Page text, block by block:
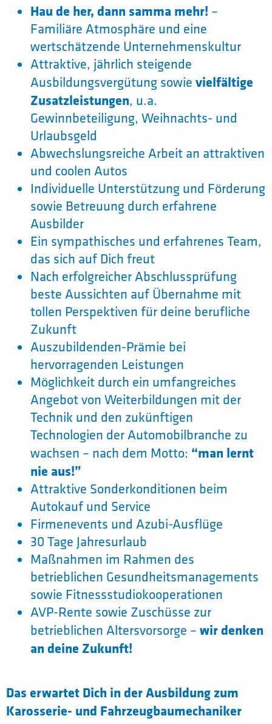
Hau de her, dann samma mehr! –
Familiäre Atmosphäre und eine
wertschätzende Unternehmenskultur
Attraktive, jährlich steigende
Ausbildungsvergütung sowie vielfältige
Zusatzleistungen, u.a.
Gewinnbeteiligung, Weihnachts- und
Urlaubsgeld
Abwechslungsreiche Arbeit an attraktiven
und coolen Autos
Individuelle Unterstützung und Förderung
sowie Betreuung durch erfahrene
Ausbilder
Ein sympathisches und erfahrenes Team,
das sich auf Dich freut
Nach erfolgreicher Abschlussprüfung
beste Aussichten auf Übernahme mit
tollen Perspektiven für deine berufliche
Zukunft
Auszubildenden-Prämie bei
hervorragenden Leistungen
Möglichkeit durch ein umfangreiches
Angebot von Weiterbildungen mit der
Technik und den zukünftigen
Technologien der Automobilbranche zu
wachsen – nach dem Motto: “man lernt
nie aus!”
Attraktive Sonderkonditionen beim
Autokauf und Service
Firmenevents und Azubi-Ausflüge
30 Tage Jahresurlaub
Maßnahmen im Rahmen des
betrieblichen Gesundheitsmanagements
sowie Fitnessstudiokooperationen
AVP-Rente sowie Zuschüsse zur
betrieblichen Altersvorsorge – wir denken
an deine Zukunft!
Das erwartet Dich in der Ausbildung zum
Karosserie- und Fahrzeugbaumechaniker